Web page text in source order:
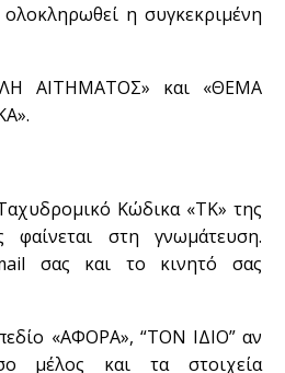
η συγκεκριμένη
ΑΙΤΗΜΑΤΟΣ» και «ΘΕΜΑ
Κώδικα «ΤΚ» της
φαίνεται στη γνωμάτευση.
σας και το κινητό σας
«ΑΦΟΡΑ», “ΤΟΝ ΙΔΙΟ” αν
μέλος και τα στοιχεία